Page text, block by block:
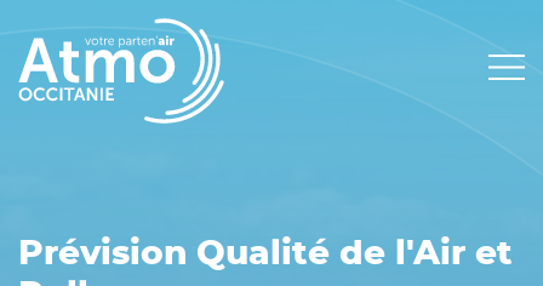
Prévision Qualité de l'Air et
Panneau de gestion des cookies